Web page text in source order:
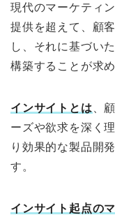
現代のマーケティ
提供を超えて、顧
し、それに基づい
構築することが求
インサイトとは 、
ーズや欲求を深く
り効果的な製品開
す。
インサイト起点の